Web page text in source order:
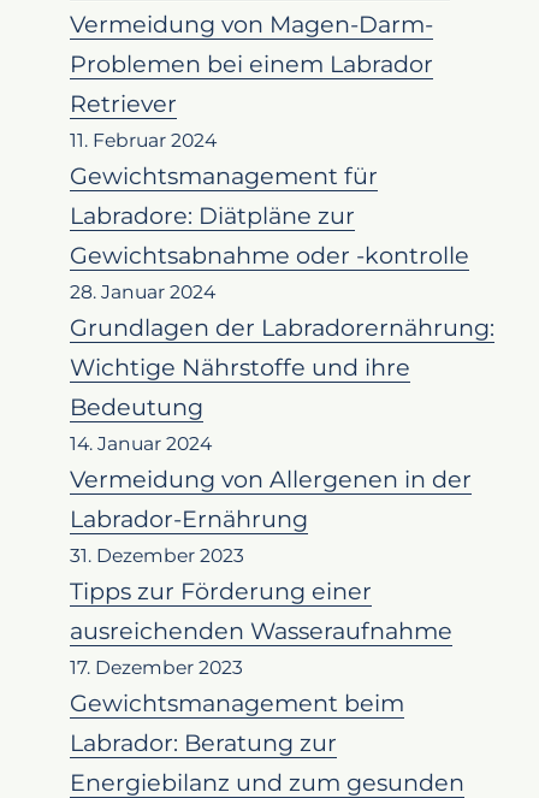
Vermeidung von Magen-Darm-
Problemen bei einem Labrador
Retriever
11. Februar 2024
Gewichtsmanagement für
Labradore: Diätpläne zur
Gewichtsabnahme oder -kontrolle
28. Januar 2024
Grundlagen der Labradorernährung:
Wichtige Nährstoffe und ihre
Bedeutung
14. Januar 2024
Vermeidung von Allergenen in der
Labrador-Ernährung
31. Dezember 2023
Tipps zur Förderung einer
ausreichenden Wasseraufnahme
17. Dezember 2023
Gewichtsmanagement beim
Labrador: Beratung zur
Energiebilanz und zum gesunden